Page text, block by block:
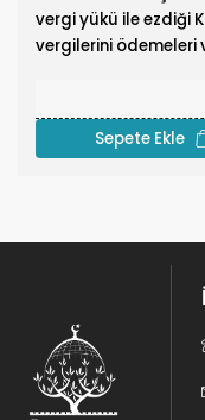
vergi yükü ile ezdiği
vergilerini
Sepete Ekle